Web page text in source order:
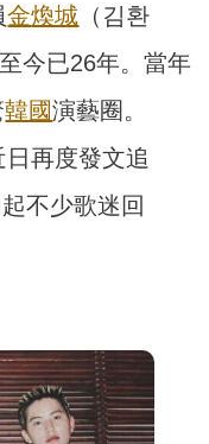
金煥城 （김환
今已26年。當年
韓國演藝圈。
日再度發文追
不少歌迷回